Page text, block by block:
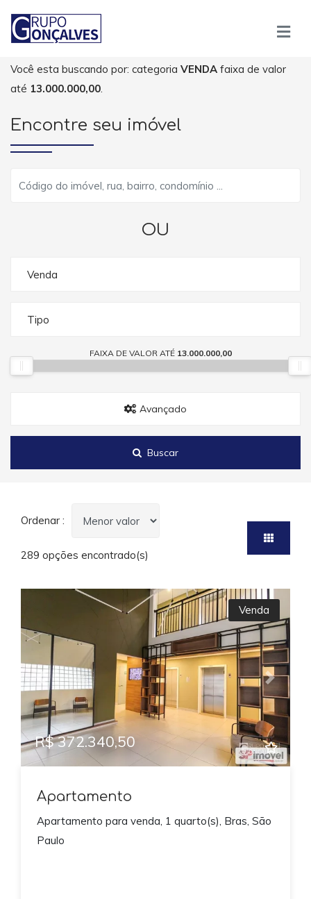
Você esta buscando por: categoria VENDA faixa de valor
até 13.000.000,00
Encontre seu imóvel
OU
Venda
Tipo
FAIXA DE VALOR ATÉ 13.000.000,00
Avançado
Buscar
Ordenar :
289 opções encontrado(s)
Previous Next
Venda
R$ 372.340,50
Apartamento
Apartamento para venda, 1 quarto(s), Bras, São
Paulo